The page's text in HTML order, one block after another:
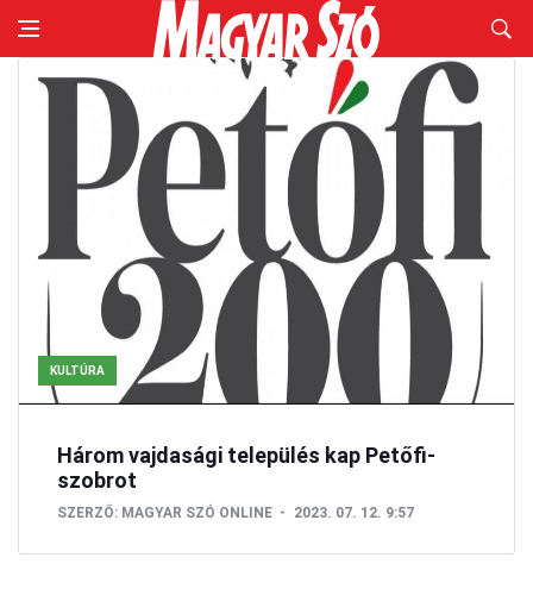
KULTÚRA
Három vajdasági település kap Petőfi-
szobrot
SZERZŐ: MAGYAR SZÓ ONLINE 2023. 07. 12. 9:57